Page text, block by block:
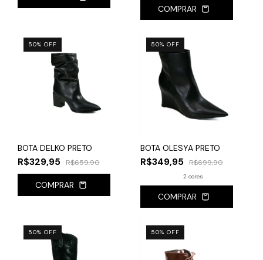
COMPRAR
50% OFF
BOTA DELKO PRETO
R$329,95 R$659,90
COMPRAR
50% OFF
BOTA OLESYA PRETO
R$349,95 R$699,90
2 cores
COMPRAR
50% OFF 50% OFF